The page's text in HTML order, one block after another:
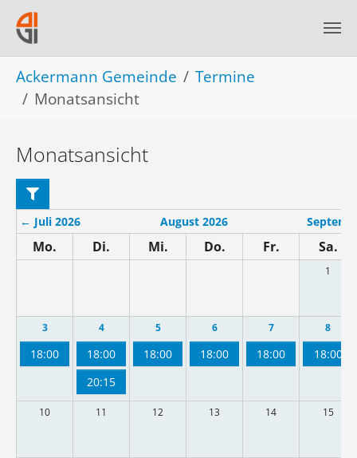
Skip to main navigation
Skip to main content
Skip to page footer
You are here:
Ackermann Gemeinde
Termine
Monatsansicht
Monatsansicht
← Juli 2026 August 2026
Mo. Di. Mi. Do. Fr. Sa.
1
3
18:00
4
18:00
20:15
5
18:00
6
18:00
7
18:00
8
18:00
10 11 12 13 14 15